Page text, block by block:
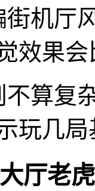
机厅
效果
算复
玩几
厅老